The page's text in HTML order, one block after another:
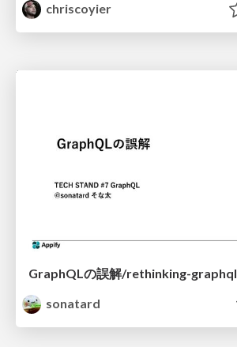
chriscoyier
GraphQLの誤解/rethinking-graphql
sonatard